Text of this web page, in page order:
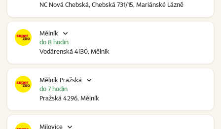
NC Nová Chebská, Chebská 731/15, Mariánské Lázně
Mělník
Vodárenská 4130, Mělník
do 8 hodin
Mělník Pražská
Pražská 4296, Mělník
do 7 hodin
Milovice